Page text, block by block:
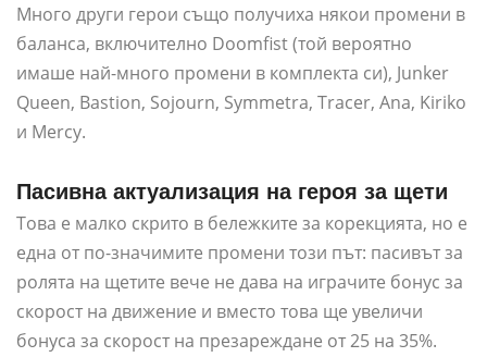
Много други герои също получиха някои промени в
баланса, включително Doomfist (той вероятно
имаше най-много промени в комплекта си), Junker
Queen, Bastion, Sojourn, Symmetra, Tracer, Ana, Kiriko
и Mercy.
Пасивна актуализация на героя за щети
Това е малко скрито в бележките за корекцията, но е
една от по-значимите промени този път: пасивът за
ролята на щетите вече не дава на играчите бонус за
скорост на движение и вместо това ще увеличи
бонуса за скорост на презареждане от 25 на 35%.